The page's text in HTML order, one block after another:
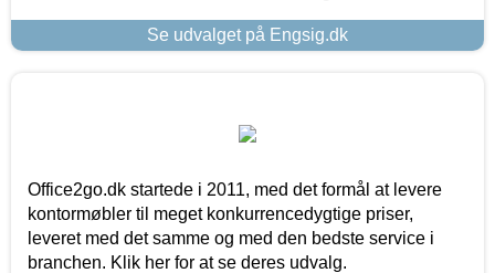
Se udvalget på Engsig.dk
Office2go.dk startede i 2011, med det formål at levere
kontormøbler til meget konkurrencedygtige priser,
leveret med det samme og med den bedste service i
branchen. Klik her for at se deres udvalg.